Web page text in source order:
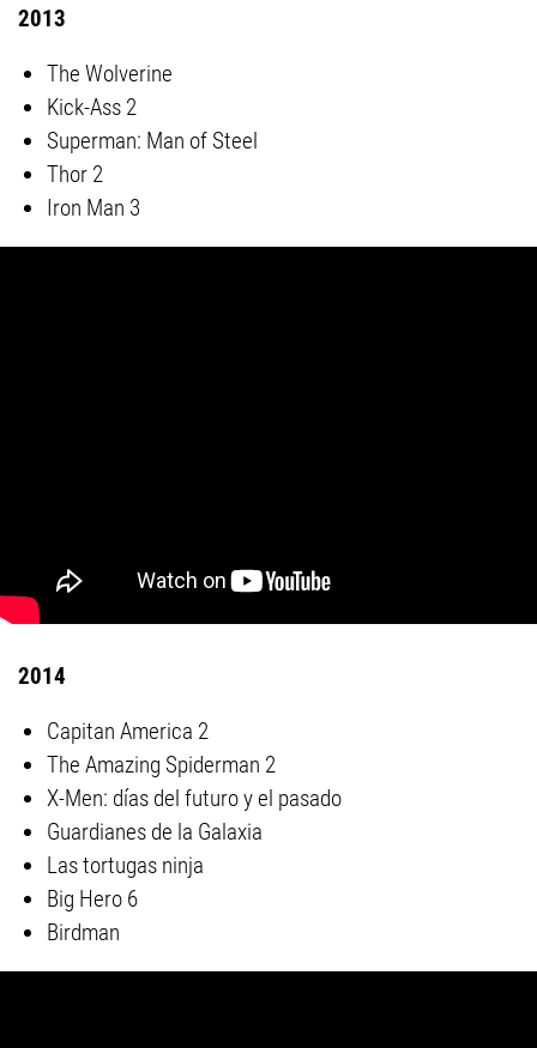
2013
The Wolverine
Kick-Ass 2
Superman: Man of Steel
Thor 2
Iron Man 3
2014
Capitan America 2
The Amazing Spiderman 2
X-Men: días del futuro y el pasado
Guardianes de la Galaxia
Las tortugas ninja
Big Hero 6
Birdman